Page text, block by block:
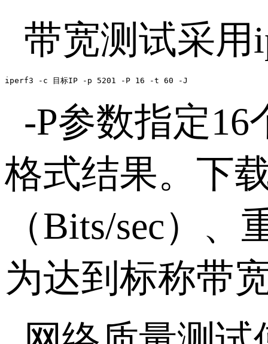
带宽测试采用
iperf3 -c 目标IP -p 5201 -P 16 -t 60 -J
-P参数指定16
格式结果。下
（Bits/sec）、
为达到标称带